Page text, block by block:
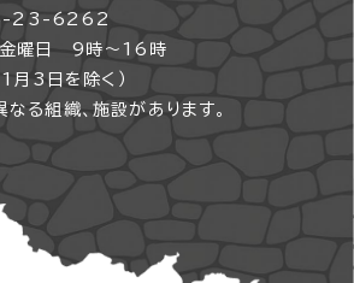
23-6262
曜日 9時～16時
月3日を除く）
る組織、施設があります。